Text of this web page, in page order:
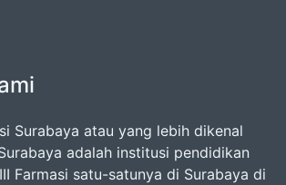
Surabaya atau yang lebih dikenal
adalah institusi pendidikan
Farmasi satu-satunya di Surabaya di